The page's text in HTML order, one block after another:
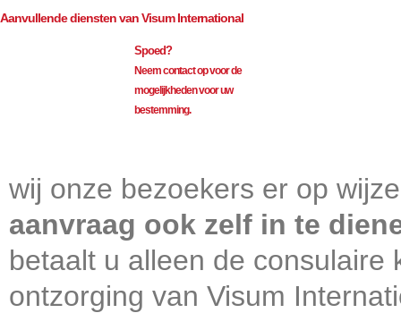
Aanvullende diensten van Visum International
Spoed?
Neem contact op voor de
mogelijkheden voor uw
bestemming.
wij onze bezoekers er op
aanvraag ook zelf in te
betaalt u alleen de consulaire
ontzorging van Visum